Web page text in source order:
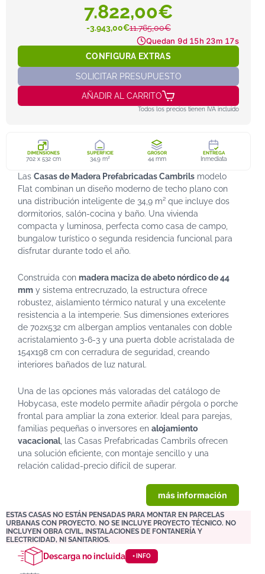
7.822,00€
-3.943,00€11.765,00€
Quedan 9d 15h 23m 15s
CONFIGURA EXTRAS
SOLICITAR PRESUPUESTO
AÑADIR AL CARRITO
Todos los precios tienen IVA incluido
DIMENSIONES
702 x 532 cm
SUPERFICIE
34,9 m²
GROSOR
44 mm
ENTREGA
Inmediata
Las Casas de Madera Prefabricadas Cambrils modelo
Flat combinan un diseño moderno de techo plano con
una distribución inteligente de 34,9 m² que incluye dos
dormitorios, salón-cocina y baño. Una vivienda
compacta y luminosa, perfecta como casa de campo,
bungalow turístico o segunda residencia funcional para
disfrutar durante todo el año.
Construida con madera maciza de abeto nórdico de 44
mm y sistema entrecruzado, la estructura ofrece
robustez, aislamiento térmico natural y una excelente
resistencia a la intemperie. Sus dimensiones exteriores
de 702x532 cm albergan amplios ventanales con doble
acristalamiento 3-6-3 y una puerta doble acristalada de
154x198 cm con cerradura de seguridad, creando
interiores bañados de luz natural.
Una de las opciones más valoradas del catálogo de
Hobycasa, este modelo permite añadir pérgola o porche
frontal para ampliar la zona exterior. Ideal para parejas,
familias pequeñas o inversores en alojamiento
vacacional, las Casas Prefabricadas Cambrils ofrecen
una solución eficiente, con montaje sencillo y una
relación calidad-precio difícil de superar.
más información
ESTAS CASAS NO ESTÁN PENSADAS PARA MONTAR EN PARCELAS
URBANAS CON PROYECTO. NO SE INCLUYE PROYECTO TÉCNICO. NO
INCLUYEN OBRA CIVIL, INSTALACIONES DE FONTANERÍA Y
ELECTRICIDAD, NI SANITARIOS.
Descarga no incluida + INFO